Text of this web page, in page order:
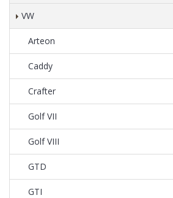
VW
Arteon
Caddy
Crafter
Golf VII
Golf VIII
GTD
GTI